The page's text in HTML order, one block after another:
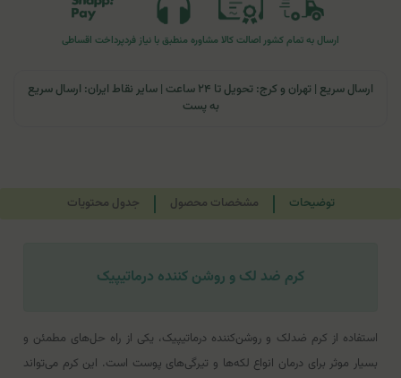
ارسال به تمام کشوراصالت کالا مشاوره منطبق با نیاز فردپرداخت اقساطی
ارسال سریع | تهران و کرج: تحویل تا ۲۴ ساعت | سایر نقاط ایران: ارسال سریع
به پست
توضیحات مشخصات محصول جدول محتویات
کرم ضد لک و روشن کننده درماتیپیک
استفاده از کرم ضد‌لک و روشن‌کننده درماتیپیک، یکی از راه حل‌های مطمئن و
بسیار موثر برای درمان انواع لکه‌ها و تیرگی‌های پوست است. این کرم می‌تواند